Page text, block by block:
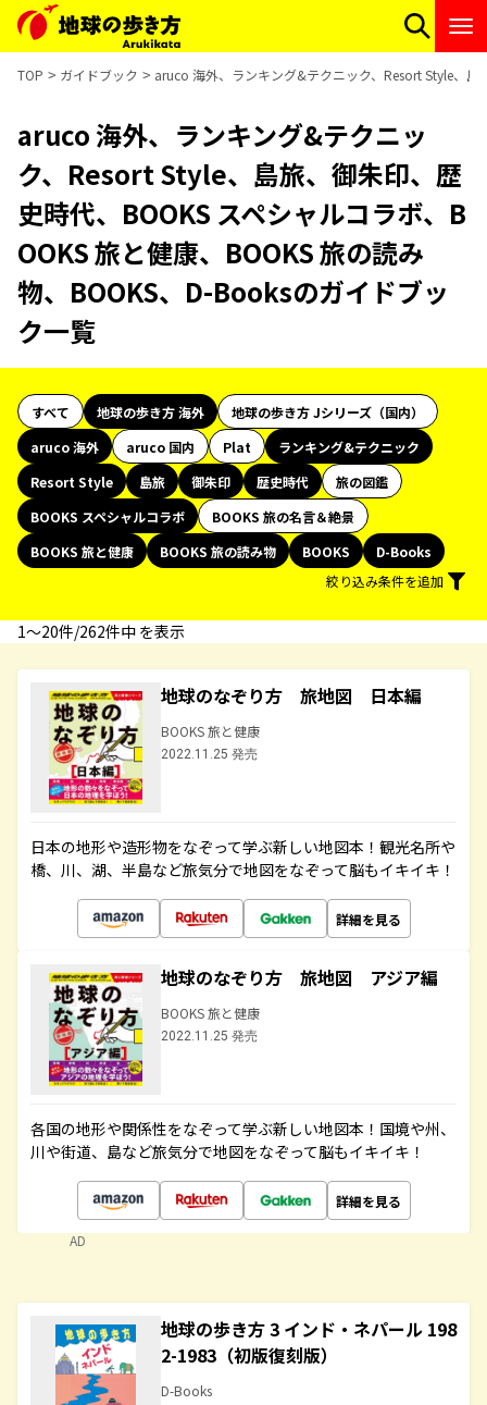
TOP ガイドブック aruco 海外、ランキング&テクニック、Resort Style、島
aruco 海外、ランキング&テクニッ
ク、Resort Style、島旅、御朱印、歴
史時代、BOOKS スペシャルコラボ、B
OOKS 旅と健康、BOOKS 旅の読み
物、BOOKS、D-Booksのガイドブッ
ク一覧
すべて 地球の歩き方 海外
地球の歩き方 Jシリーズ（国内）
aruco 海外
aruco 国内 Plat
ランキング&テクニック
Resort Style
島旅 御朱印 歴史時代
旅の図鑑
BOOKS スペシャルコラボ
BOOKS 旅の名言＆絶景
BOOKS 旅と健康
BOOKS 旅の読み物 BOOKS
D-Books
絞り込み条件を追加
1〜20件/262件中 を表示
地球のなぞり方 旅地図 日本編
BOOKS 旅と健康
2022.11.25 発売
日本の地形や造形物をなぞって学ぶ新しい地図本！観光名所や
橋、川、湖、半島など旅気分で地図をなぞって脳もイキイキ！
詳細を見る
地球のなぞり方 旅地図 アジア編
BOOKS 旅と健康
2022.11.25 発売
各国の地形や関係性をなぞって学ぶ新しい地図本！国境や州、
川や街道、島など旅気分で地図をなぞって脳もイキイキ！
詳細を見る
AD
地球の歩き方 3 インド・ネパール 198
2-1983（初版復刻版）
D-Books